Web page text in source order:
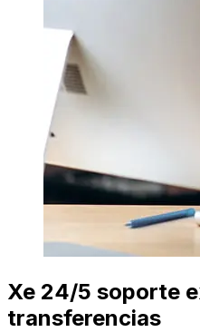
Xe 24/5 soporte
transferencias